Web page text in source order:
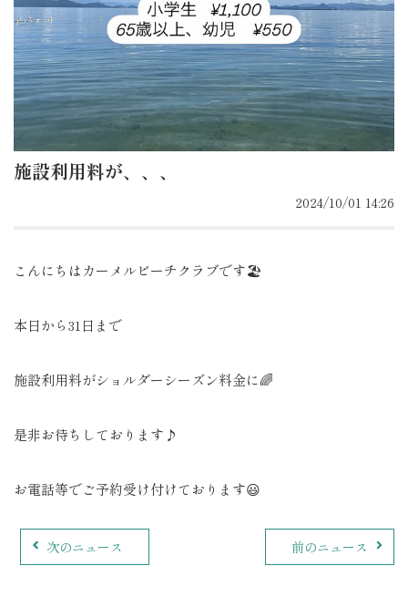
施設利用料が、、、
2024/10/01 14:26
こんにちはカーメルビーチクラブです🏖️
本日から31日まで
施設利用料がショルダーシーズン料金に🌈
是非お待ちしております♪
お電話等でご予約受け付けております😃
次のニュース 前のニュース